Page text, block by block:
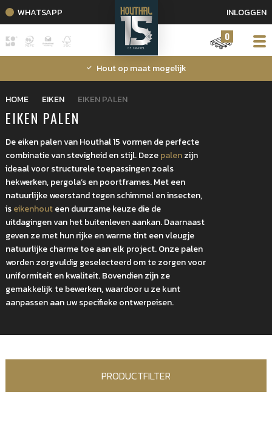
WHATSAPP
INLOGGEN
0
Hout op maat mogelijk
HOME EIKEN EIKEN PALEN
EIKEN PALEN
De eiken palen van Houthal 15 vormen de perfecte
combinatie van stevigheid en stijl. Dezepalenzijn
ideaal voor structurele toepassingen zoals
hekwerken, pergola’s en poortframes. Met een
natuurlijke weerstand tegen schimmel en insecten,
iseikenhouteen duurzame keuze die de
uitdagingen van het buitenleven aankan. Daarnaast
geven ze met hun rijke en warme tint een vleugje
natuurlijke charme toe aan elk project. Onze palen
worden zorgvuldig geselecteerd om te zorgen voor
uniformiteit en kwaliteit. Bovendien zijn ze
gemakkelijk te bewerken, waardoor u ze kunt
aanpassen aan uw specifieke ontwerpeisen.
PRODUCTFILTER